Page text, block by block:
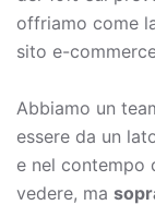
offriamo come
sito e-
Abbiamo un
essere da un
e nel contempo
vedere, ma